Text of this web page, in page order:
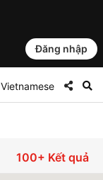
Đăng nhập
Vietnamese
100+ Kết quả